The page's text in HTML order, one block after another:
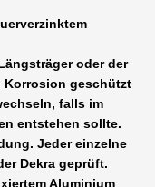
oder der
Korrosion geschützt
falls im
entstehen sollte.
Jeder einzelne
Dekra geprüft.
Aluminium